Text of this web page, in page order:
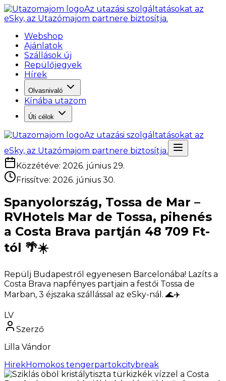
Az utazási szolgáltatásokat az
eSky, az Utazómajom partnere biztosítja.
Webshop
Ajánlatok
Szállások új
Repülőjegyek
Hírek
Olvasnivaló
Kínába utazom
Úti célok
Az utazási szolgáltatásokat az
eSky, az Utazómajom partnere biztosítja.
Közzétéve: 2026. június 29.
Frissítve: 2026. június 30.
Spanyolország, Tossa de Mar –
RVHotels Mar de Tossa, pihenés
a Costa Brava partján 48 709 Ft-
tól 🌴☀️
Repülj Budapestről egyenesen Barcelonába! Lazíts a
Costa Brava napfényes partjain a festői Tossa de
Marban, 3 éjszaka szállással az eSky-nál. 🌊✈️
LV
Szerző
Lilla Vándor
HirekHomokos tengerpartokcitybreak